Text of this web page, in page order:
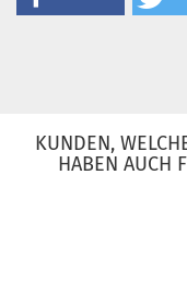
KUNDEN,
HABEN AUCH